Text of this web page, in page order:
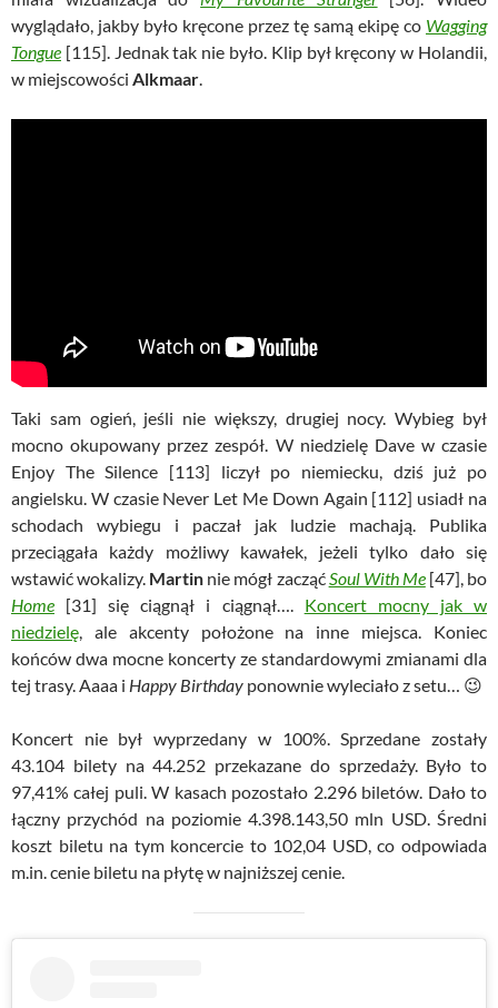
wyglądało, jakby było kręcone przez tę samą ekipę co Wagging
Tongue [115]. Jednak tak nie było. Klip był kręcony w Holandii,
w miejscowości Alkmaar.
Taki sam ogień, jeśli nie większy, drugiej nocy. Wybieg był
mocno okupowany przez zespół. W niedzielę Dave w czasie
Enjoy The Silence [113] liczył po niemiecku, dziś już po
angielsku. W czasie Never Let Me Down Again [112] usiadł na
schodach wybiegu i paczał jak ludzie machają. Publika
przeciągała każdy możliwy kawałek, jeżeli tylko dało się
wstawić wokalizy. Martin nie mógł zacząćSoul With Me[47], bo
Home [31] się ciągnął i ciągnął…. Koncert mocny jak w
niedzielę, ale akcenty położone na inne miejsca. Koniec
końców dwa mocne koncerty ze standardowymi zmianami dla
tej trasy. Aaaa i Happy Birthday ponownie wyleciało z setu… 😉
Koncert nie był wyprzedany w 100%. Sprzedane zostały
43.104 bilety na 44.252 przekazane do sprzedaży. Było to
97,41% całej puli. W kasach pozostało 2.296 biletów. Dało to
łączny przychód na poziomie 4.398.143,50 mln USD. Średni
koszt biletu na tym koncercie to 102,04 USD, co odpowiada
m.in. cenie biletu na płytę w najniższej cenie.